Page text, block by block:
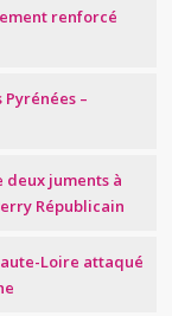
renforcé
–
deux juments à
Républicain
Loire attaqué